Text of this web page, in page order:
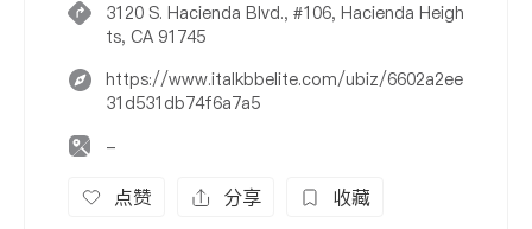
3120 S. Hacienda Blvd., #106, Hacienda Heigh
ts, CA 91745
https://www.italkbbelite.com/ubiz/6602a2ee
31d531db74f6a7a5
-
点赞 分享 收藏